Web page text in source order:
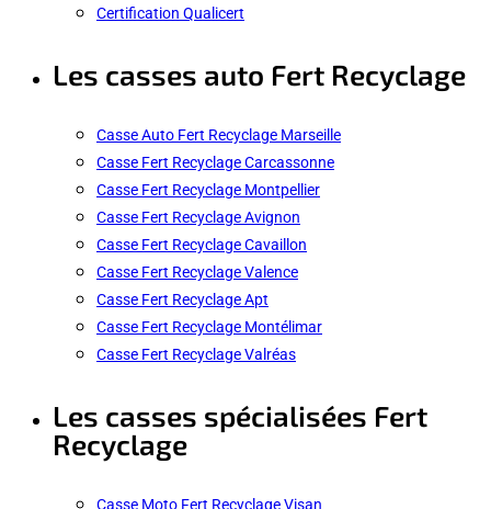
Certification Qualicert
Les casses auto Fert Recyclage
Casse Auto Fert Recyclage Marseille
Casse Fert Recyclage Carcassonne
Casse Fert Recyclage Montpellier
Casse Fert Recyclage Avignon
Casse Fert Recyclage Cavaillon
Casse Fert Recyclage Valence
Casse Fert Recyclage Apt
Casse Fert Recyclage Montélimar
Casse Fert Recyclage Valréas
Les casses spécialisées Fert
Recyclage
Casse Moto Fert Recyclage Visan